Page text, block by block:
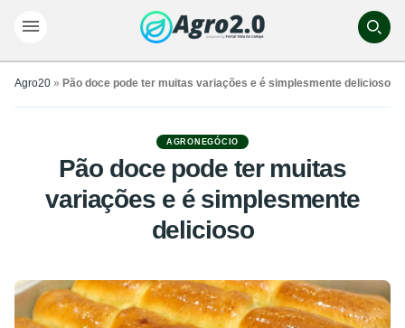
Agro20 » Pão doce pode ter muitas variações e é simplesmente delicioso
AGRONEGÓCIO
Pão doce pode ter muitas
variações e é simplesmente
delicioso